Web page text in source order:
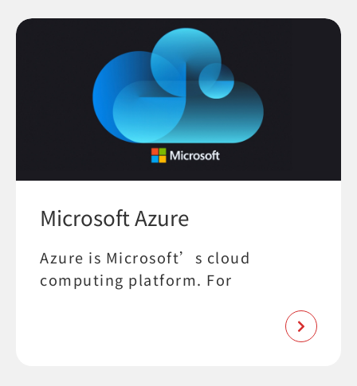
Microsoft Azure
Azure is Microsoft’s cloud
computing platform. For